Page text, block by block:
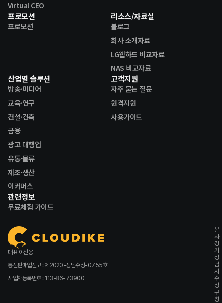
Virtual CEO
프로모션
프로모션
리소스/자료실
블로그
회사 소개자료
LG웹하드 비교자료
NAS 비교자료
산업별 솔루션
방송·미디어
교육·연구
건설·건축
금융
광고 대행업
유통·물류
제조·생산
이커머스
고객지원
자주 묻는 질문
원격지원
사용가이드
관련정보
무료체험 가이드
대표 이선웅
통신판매업신고 : 제2020-성남수정-0755호
사업자등록번호 : 113-86-73900
본
사
경
기
성
남
시
수
정
구
창